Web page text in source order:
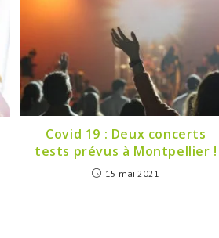
Covid 19 : Deux concerts
tests prévus à Montpellier !
15 mai 2021